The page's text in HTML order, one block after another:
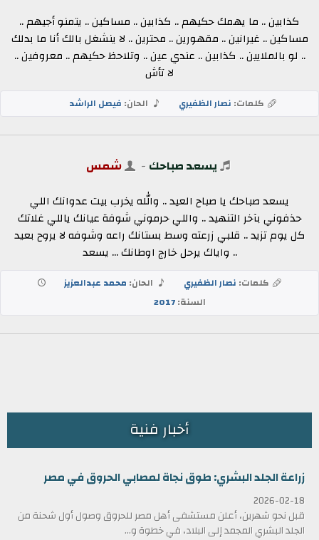
كذابين .. ما يهمك حكيهم .. كذابين .. مساكين .. يتمنو أجيهم ..
مساكين .. غيرانين .. مقهورين .. محترين .. لا ينشغل بالك أنا ما بدلك
.. لو بالملايين .. كذابين .. عندي عين .. وتلاحظ حكيهم .. معروفين ..
لا تأش
كلمات: نصار الظفيري الحان: فيصل الراشد
يسعد صباحك - شمس
يسعد صباحك يا صباح العيد .. والله يخرب بيت عدوانك اللي
حذفوني بآخر التنهيد .. واللي حرموني شوفة عيانك ياللي غلاتك
كل يوم تزيد .. قلبي زرعته وسط بستانك راعه وشوفه لا يروح بعيد
.. واياك يرحل خارج اوطانك ... يسعد
كلمات: نصار الظفيري الحان: محمد عبدالعزيز
السنة:2017
أخبار فنية
زراعة الجلد البشري: طوق نجاة لمصابي الحروق في مصر
2026-02-18
قبل نحو شهرين، أعلن مستشفى أهل مصر للحروق وصول أول شحنة من
الجلد البشري المجمد إلى البلاد، في خطوة و...